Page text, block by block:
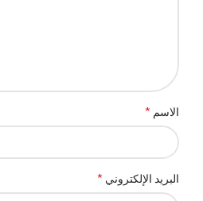
الاسم *
البريد الإلكتروني *